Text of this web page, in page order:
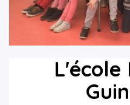
L'école